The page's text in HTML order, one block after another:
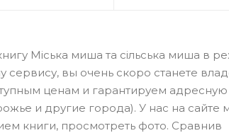
Міська миша та сільська миша в
вы очень скоро станете
ценам и гарантируем адресную
и другие города). У нас на сайте
книги, просмотреть фото. Сравнив